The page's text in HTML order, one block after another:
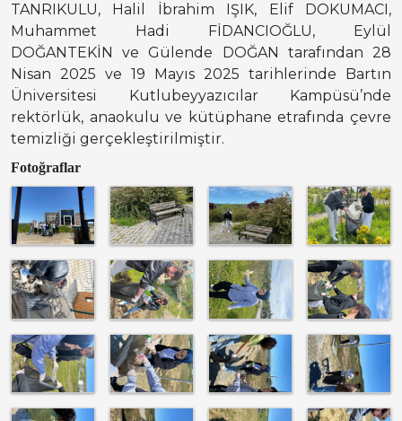
TANRIKULU, Halil İbrahim IŞIK, Elif DOKUMACI,
Muhammet Hadi FİDANCIOĞLU, Eylül
DOĞANTEKİN ve Gülende DOĞAN tarafından 28
Nisan 2025 ve 19 Mayıs 2025 tarihlerinde Bartın
Üniversitesi Kutlubeyyazıcılar Kampüsü’nde
rektörlük, anaokulu ve kütüphane etrafında çevre
temizliği gerçekleştirilmiştir.
Fotoğraflar